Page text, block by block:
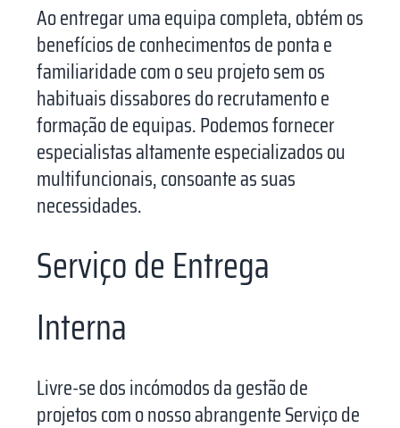
Ao entregar uma equipa completa, obtém os
benefícios de conhecimentos de ponta e
familiaridade com o seu projeto sem os
habituais dissabores do recrutamento e
formação de equipas. Podemos fornecer
especialistas altamente especializados ou
multifuncionais, consoante as suas
necessidades.
Serviço de Entrega
Interna
Livre-se dos incómodos da gestão de
projetos com o nosso abrangente Serviço de